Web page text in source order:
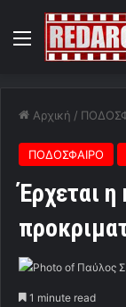
Menu
Αρχική /
ΠΟΔΟΣΦΑΙΡΟ
Έρχεται η
1 minute read